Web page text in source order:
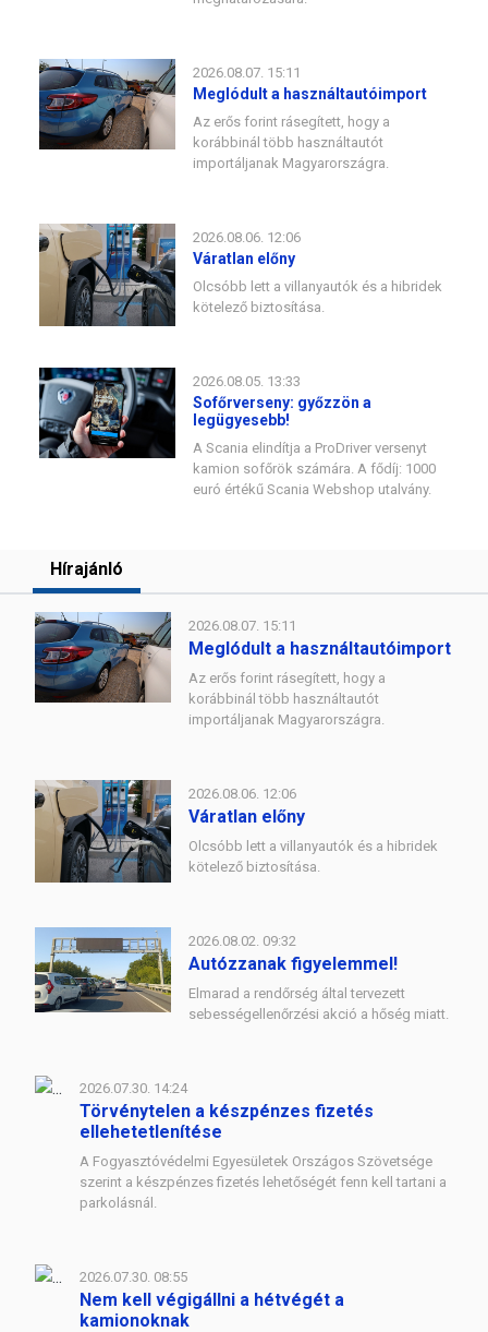
2026.08.07. 15:11
Meglódult a használtautóimport
Az erős forint rásegített, hogy a
korábbinál több használtautót
importáljanak Magyarországra.
2026.08.06. 12:06
Váratlan előny
Olcsóbb lett a villanyautók és a hibridek
kötelező biztosítása.
2026.08.05. 13:33
Sofőrverseny: győzzön a
legügyesebb!
A Scania elindítja a ProDriver versenyt
kamion sofőrök számára. A fődíj: 1000
euró értékű Scania Webshop utalvány.
Hírajánló
2026.08.07. 15:11
Meglódult a használtautóimport
Az erős forint rásegített, hogy a
korábbinál több használtautót
importáljanak Magyarországra.
2026.08.06. 12:06
Váratlan előny
Olcsóbb lett a villanyautók és a hibridek
kötelező biztosítása.
2026.08.02. 09:32
Autózzanak figyelemmel!
Elmarad a rendőrség által tervezett
sebességellenőrzési akció a hőség miatt.
2026.07.30. 14:24
Törvénytelen a készpénzes fizetés
ellehetetlenítése
A Fogyasztóvédelmi Egyesületek Országos Szövetsége
szerint a készpénzes fizetés lehetőségét fenn kell tartani a
parkolásnál.
2026.07.30. 08:55
Nem kell végigállni a hétvégét a
kamionoknak